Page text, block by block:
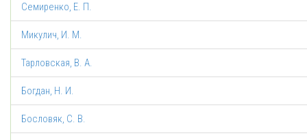
Семиренко, Е. П.
Микулич, И. М.
Тарловская, В. А.
Богдан, Н. И.
Бословяк, С. В.